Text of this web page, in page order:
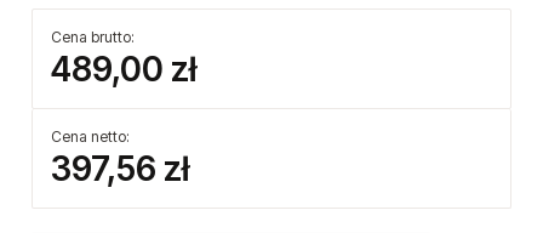
Cena brutto:
489,00 zł
Cena netto:
397,56 zł